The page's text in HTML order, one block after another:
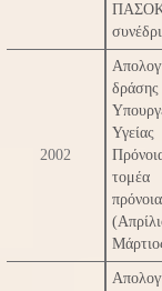
ΠΑΣΟΚ
2002
δράσης